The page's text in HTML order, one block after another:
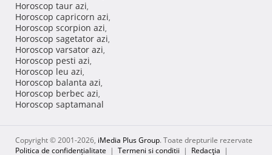
Horoscop taur azi,
Horoscop capricorn azi,
Horoscop scorpion azi,
Horoscop sagetator azi,
Horoscop varsator azi,
Horoscop pesti azi,
Horoscop leu azi,
Horoscop balanta azi,
Horoscop berbec azi,
Horoscop saptamanal
Copyright © 2001-2026, iMedia Plus Group. Toate drepturile rezervate
Politica de confidențialitate | Termeni si conditii | Redacţia |